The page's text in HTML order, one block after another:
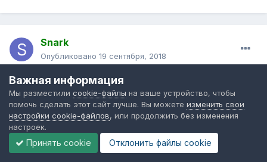
Snark
Опубликовано 19 сентября, 2018
В 18.09.2018 в 15:42,Андрей 20 (3)
Чего так?
По сообщениям агентства ОБС - его хотят слиять с 38-ым,
продлив последний до 3-ей Владимирской.
Важная информация
Мы разместили cookie-файлы на ваше устройство, чтобы
помочь сделать этот сайт лучше. Вы можете изменить свои
настройки cookie-файлов, или продолжить без изменения
настроек.
Принять cookie Отклонить файлы сookie